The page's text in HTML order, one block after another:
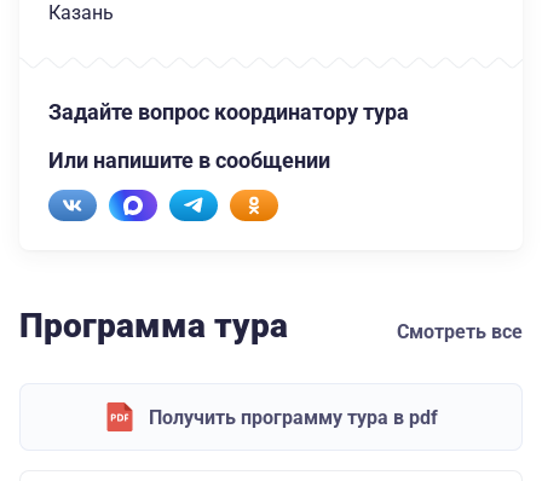
Казань
Задайте вопрос координатору тура
Или напишите в сообщении
Программа тура Смотреть все
Получить программу тура в pdf